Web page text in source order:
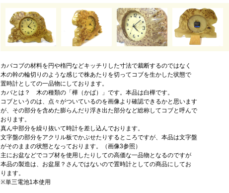
カバコブの材料を円や楕円などキッチリした寸法で裁断するのではなく
木の幹の輪切りのような感じで株あたりを切ってコブを生かした状態で
置時計としての一品物にしております。
カバとは？ 木の種類の「樺（かば）」です。本品は白樺です。
コブというのは、点々がついているのを画像より確認できるかと思います
が、その部分を含めた膨らんだり浮き出た部分など総称してコブと呼んで
おります。
真ん中部分を繰り抜いて時計を差し込んでおります。
文字盤の部分をアクリル板でかぶせたりするところですが、本品は文字盤
がそのままの状態となっております。（画像3参照）
主にお盆などでコブ材を使用したりしての高価な一品物となるのですが
本品の製造は、お盆屋？さんではないので置時計としての商品にしてお
ります。
※単三電池1本使用